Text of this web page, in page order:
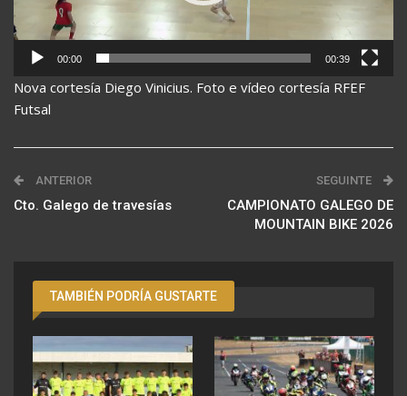
00:00 00:39
Nova cortesía Diego Vinicius. Foto e vídeo cortesía RFEF
Futsal
ANTERIOR
Cto. Galego de travesías
SEGUINTE
CAMPIONATO GALEGO DE
MOUNTAIN BIKE 2026
TAMBIÉN PODRÍA GUSTARTE